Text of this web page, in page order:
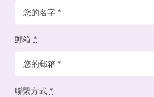
郵箱*
聯繫方式*